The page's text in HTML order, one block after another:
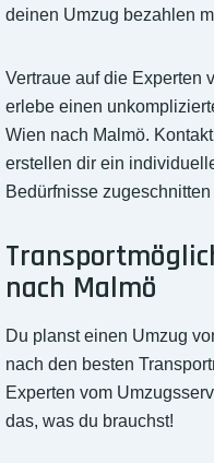
deinen Umzug bezahlen
Vertraue auf die Experten
erlebe einen
Wien nach Malmö.
erstellen dir ein
Bedürfnisse zugeschnitten
nach Malmö
Du planst einen Umzug
nach den besten
Experten vom
das, was du brauchst!